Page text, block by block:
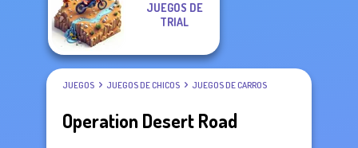
JUEGOS DE
TRIAL
JUEGOS JUEGOS DE CHICOS JUEGOS DE CARROS
Operation Desert Road